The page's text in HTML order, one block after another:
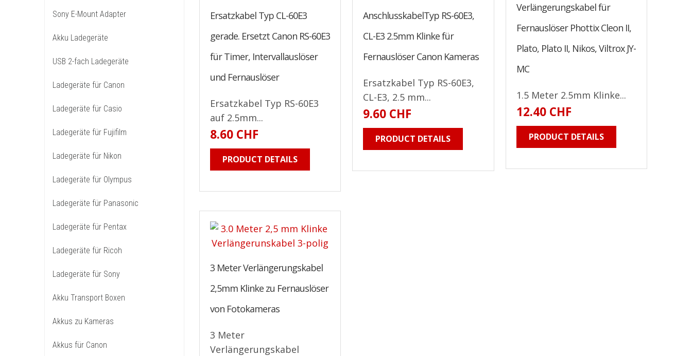
Sony E-Mount Adapter
Akku Ladegeräte
USB 2-fach Ladegeräte
Ladegeräte für Canon
Ladegeräte für Casio
Ladegeräte für Fujifilm
Ladegeräte für Nikon
Ladegeräte für Olympus
Ladegeräte für Panasonic
Ladegeräte für Pentax
Ladegeräte für Ricoh
Ladegeräte für Sony
Akku Transport Boxen
Akkus zu Kameras
Akkus für Canon
Ersatzkabel Typ CL-60E3
gerade. Ersetzt Canon RS-60E3
für Timer, Intervallauslöser
und Fernauslöser
Ersatzkabel Typ RS-60E3
auf 2.5mm...
8.60 CHF
PRODUCT DETAILS
AnschlusskabelTyp RS-60E3,
CL-E3 2.5mm Klinke für
Fernauslöser Canon Kameras
Ersatzkabel Typ RS-60E3,
CL-E3, 2.5 mm...
9.60 CHF
PRODUCT DETAILS
Verlängerungskabel für
Fernauslöser Phottix Cleon II,
Plato, Plato II, Nikos, Viltrox JY-
MC
1.5 Meter 2.5mm Klinke...
12.40 CHF
PRODUCT DETAILS
3 Meter Verlängerungskabel
2,5mm Klinke zu Fernauslöser
von Fotokameras
3 Meter
Verlängerungskabel